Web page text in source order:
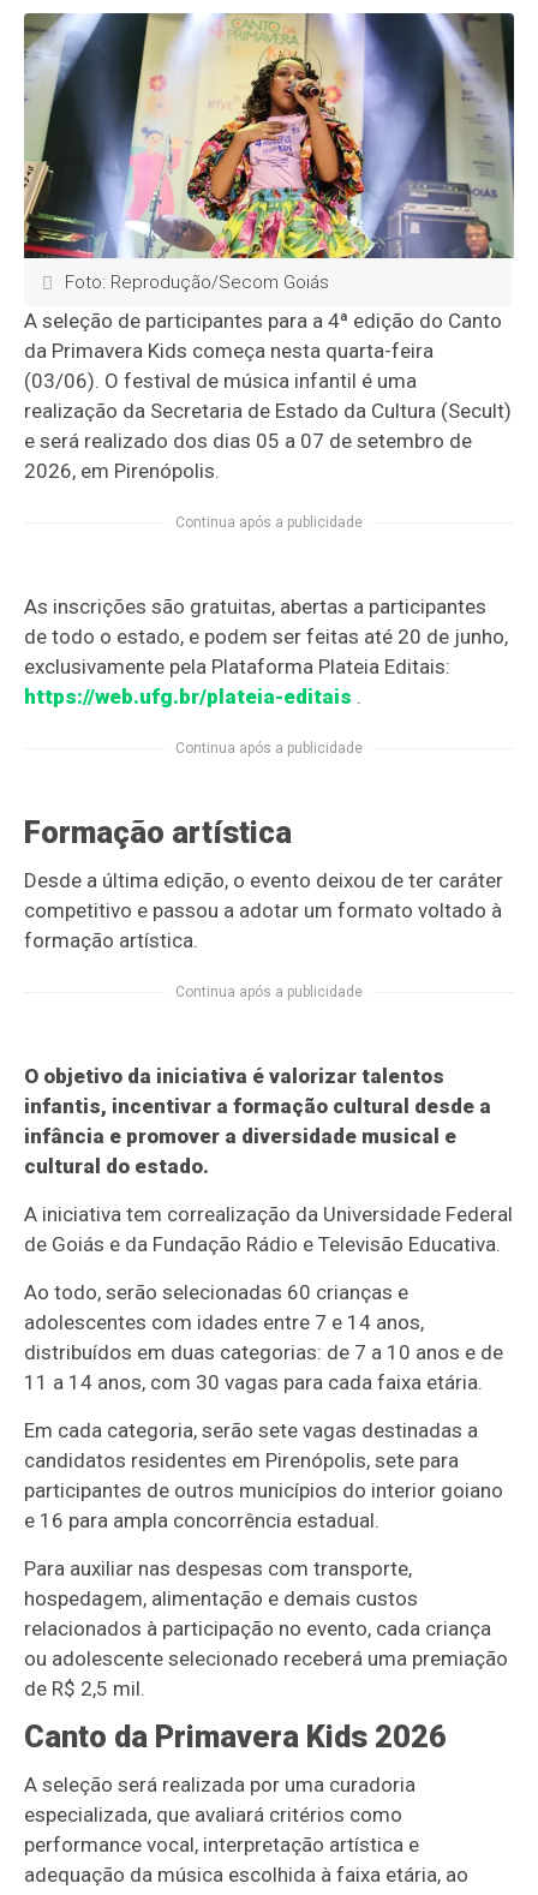
Foto: Reprodução/Secom Goiás
A seleção de participantes para a 4ª edição do Canto
da Primavera Kids começa nesta quarta-feira
(03/06). O festival de música infantil é uma
realização da Secretaria de Estado da Cultura (Secult)
e será realizado dos dias 05 a 07 de setembro de
2026, em Pirenópolis.
Continua após a publicidade
As inscrições são gratuitas, abertas a participantes
de todo o estado, e podem ser feitas até 20 de junho,
exclusivamente pela Plataforma Plateia Editais:
https://web.ufg.br/plateia-editais .
Continua após a publicidade
Formação artística
Desde a última edição, o evento deixou de ter caráter
competitivo e passou a adotar um formato voltado à
formação artística.
Continua após a publicidade
O objetivo da iniciativa é valorizar talentos
infantis, incentivar a formação cultural desde a
infância e promover a diversidade musical e
cultural do estado.
A iniciativa tem correalização da Universidade Federal
de Goiás e da Fundação Rádio e Televisão Educativa.
Ao todo, serão selecionadas 60 crianças e
adolescentes com idades entre 7 e 14 anos,
distribuídos em duas categorias: de 7 a 10 anos e de
11 a 14 anos, com 30 vagas para cada faixa etária.
Em cada categoria, serão sete vagas destinadas a
candidatos residentes em Pirenópolis, sete para
participantes de outros municípios do interior goiano
e 16 para ampla concorrência estadual.
Para auxiliar nas despesas com transporte,
hospedagem, alimentação e demais custos
relacionados à participação no evento, cada criança
ou adolescente selecionado receberá uma premiação
de R$ 2,5 mil.
Canto da Primavera Kids 2026
A seleção será realizada por uma curadoria
especializada, que avaliará critérios como
performance vocal, interpretação artística e
adequação da música escolhida à faixa etária, ao